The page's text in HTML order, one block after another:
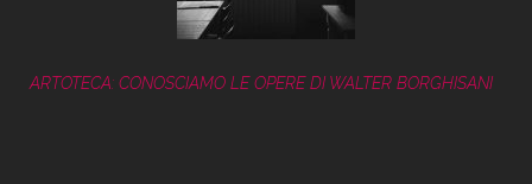
ARTOTECA: CONOSCIAMO LE OPERE DI WALTER BORGHISANI